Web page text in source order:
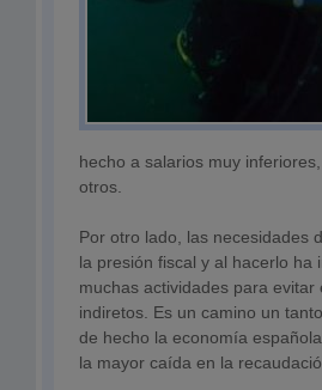
hecho a salarios muy
otros.
Por otro lado, las necesidades
la presión fiscal y al hacerlo
muchas actividades para
indiretos. Es un camino un
de hecho la economía
la mayor caída en la